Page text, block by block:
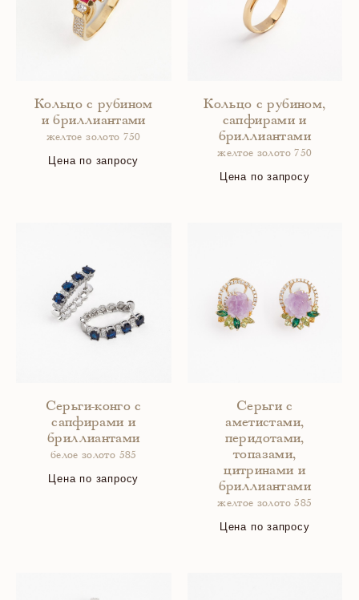
Кольцо с рубином
и бриллиантами
желтое золото 750
Цена по запросу
Кольцо с рубином,
сапфирами и
бриллиантами
желтое золото 750
Цена по запросу
Серьги-конго с
сапфирами и
бриллиантами
белое золото 585
Цена по запросу
Серьги с
аметистами,
перидотами,
топазами,
цитринами и
бриллиантами
желтое золото 585
Цена по запросу